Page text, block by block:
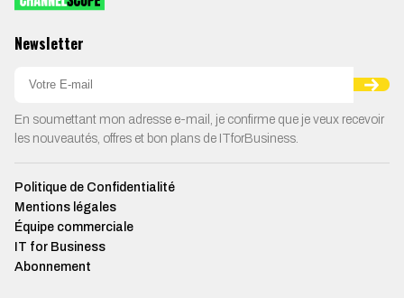
Newsletter
En soumettant mon adresse e-mail, je confirme que je veux recevoir
les nouveautés, offres et bon plans de ITforBusiness.
Politique de Confidentialité
Mentions légales
Équipe commerciale
IT for Business
Abonnement